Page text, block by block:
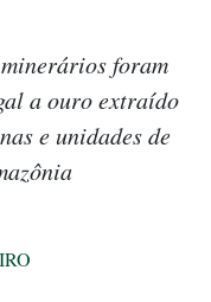
foram
a ouro extraído
e unidades de